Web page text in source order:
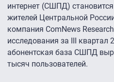
интернет (СШПД)
жителей Центральной
компания ComNews
исследования за III квартал
абонентская база СШПД
тысяч пользователей.